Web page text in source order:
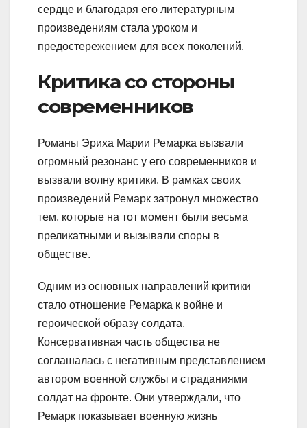
сердце и благодаря его литературным
произведениям стала уроком и
предостережением для всех поколений.
Критика со стороны
современников
Романы Эриха Марии Ремарка вызвали
огромный резонанс у его современников и
вызвали волну критики. В рамках своих
произведений Ремарк затронул множество
тем, которые на тот момент были весьма
преликатными и вызывали споры в
обществе.
Одним из основных направлений критики
стало отношение Ремарка к войне и
героической образу солдата.
Консервативная часть общества не
соглашалась с негативным представлением
автором военной службы и страданиями
солдат на фронте. Они утверждали, что
Ремарк показывает военную жизнь